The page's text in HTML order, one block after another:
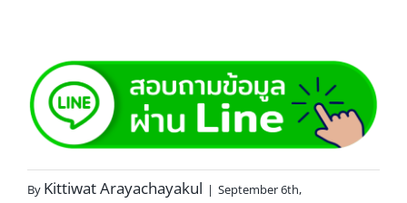
By Kittiwat Arayachayakul | September 6th,